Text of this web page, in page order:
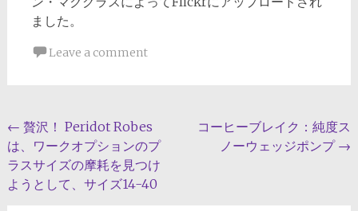
ました。
Leave a comment
Post
navigation
← 贅沢！ Peridot Robes
は、ワークオプションのプ
ラスサイズの摩耗を見つけ
ようとして、サイズ14-40
コーヒーブレイク：純度ス
ノーウェッジポンプ →